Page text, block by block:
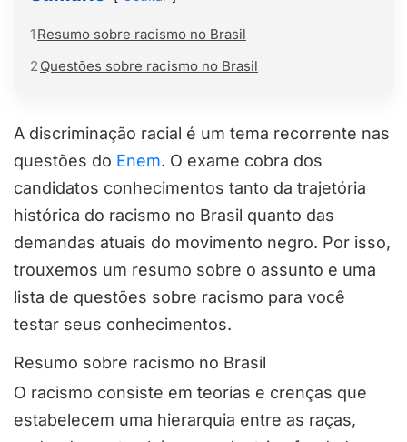
1 Resumo sobre racismo no Brasil
2 Questões sobre racismo no Brasil
A discriminação racial é um tema recorrente nas
questões do Enem. O exame cobra dos
candidatos conhecimentos tanto da trajetória
histórica do racismo no Brasil quanto das
demandas atuais do movimento negro. Por isso,
trouxemos um resumo sobre o assunto e uma
lista de questões sobre racismo para você
testar seus conhecimentos.
Resumo sobre racismo no Brasil
O racismo consiste em teorias e crenças que
estabelecem uma hierarquia entre as raças,